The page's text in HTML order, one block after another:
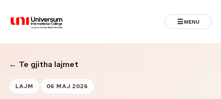
Universum University ☰MENU
MENU
Ballina
← Te gjitha lajmet
LAJM 06 MAJ 2026